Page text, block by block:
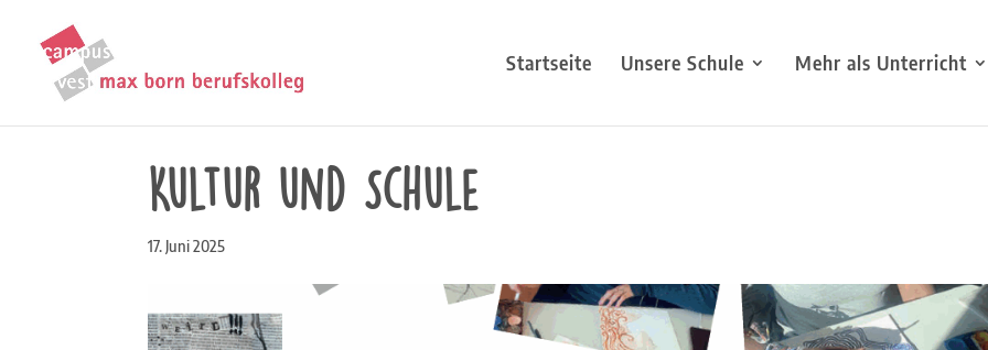
Startseite Unsere Schule Mehr als Unterricht
Kultur und Schule
17. Juni 2025